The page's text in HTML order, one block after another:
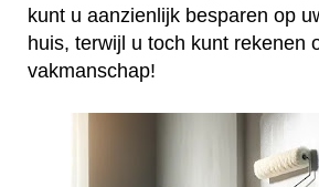
kunt u aanzienlijk besparen op
huis, terwijl u toch kunt rekenen
vakmanschap!